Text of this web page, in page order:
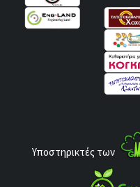
Υποστηρικτές των